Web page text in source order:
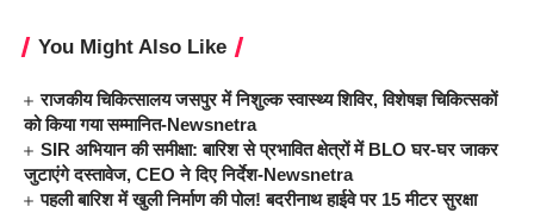
You Might Also Like
राजकीय चिकित्सालय जसपुर में निशुल्क स्वास्थ्य शिविर, विशेषज्ञ चिकित्सकों
को किया गया सम्मानित-Newsnetra
SIR अभियान की समीक्षा: बारिश से प्रभावित क्षेत्रों में BLO घर-घर जाकर
जुटाएंगे दस्तावेज, CEO ने दिए निर्देश-Newsnetra
पहली बारिश में खुली निर्माण की पोल! बदरीनाथ हाईवे पर 15 मीटर सुरक्षा